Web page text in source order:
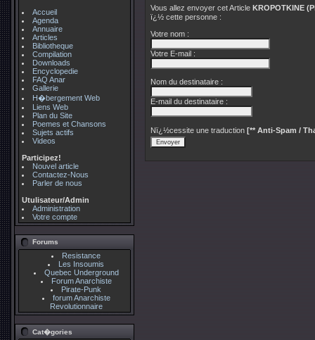
Accueil
Agenda
Annuaire
Articles
Bibliotheque
Compilation
Downloads
Encyclopedie
FAQ Anar
Gallerie
H�bergement Web
Liens Web
Plan du Site
Poemes et Chansons
Sujets actifs
Videos
Participez!
Nouvel article
Contactez-Nous
Parler de nous
Utulisateur/Admin
Administration
Votre compte
Forums
Resistance
Les Insoumis
Quebec Underground
Forum Anarchiste
Pirate-Punk
forum Anarchiste
Revolutionnaire
Cat�gories
Vous allez envoyer cet Article KROPOTKINE
ï¿½ cette personne :
Votre nom :
Votre E-mail :
Nom du destinataire :
E-mail du destinataire :
Nï¿½cessite une traduction [** Anti-Spam /